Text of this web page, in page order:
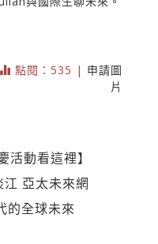
點閱：535 | 申請圖
片
活動看這裡】
亞太未來網
的全球未來